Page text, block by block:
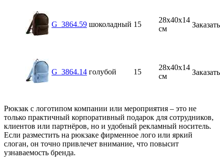
G_3864.59 шоколадный 15
28х40x14
см
Заказать
G_3864.14 голубой 15
28х40x14
см
Заказать
Рюкзак с логотипом компании или мероприятия – это не
только практичный корпоративный подарок для сотрудников,
клиентов или партнёров, но и удобный рекламный носитель.
Если разместить на рюкзаке фирменное лого или яркий
слоган, он точно привлечет внимание, что повысит
узнаваемость бренда.